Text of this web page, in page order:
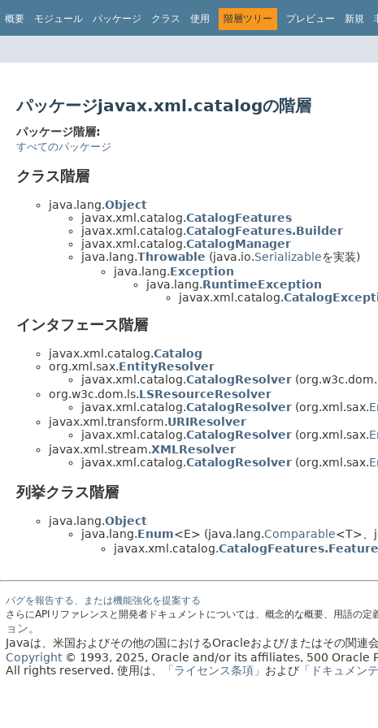
概要 モジュール パッケージ クラス 使用 階層ツリー プレビュー 新規
パッケージjavax.xml.catalogの階層
パッケージ階層:
すべてのパッケージ
クラス階層
java.lang.Object
javax.xml.catalog.CatalogFeatures
javax.xml.catalog.CatalogFeatures.Builder
javax.xml.catalog.CatalogManager
java.lang.Throwable (java.io.Serializableを実装)
java.lang.Exception
java.lang.RuntimeException
javax.xml.catalog.
インタフェース階層
javax.xml.catalog.Catalog
org.xml.sax.EntityResolver
javax.xml.catalog.CatalogResolver
org.w3c.dom.ls.LSResourceResolver
javax.xml.catalog.CatalogResolver (org.xml.sax.
javax.xml.transform.URIResolver
javax.xml.catalog.CatalogResolver (org.xml.sax.
javax.xml.stream.XMLResolver
javax.xml.catalog.CatalogResolver (org.xml.sax.
列挙クラス階層
java.lang.Object
java.lang.Enum<E> (java.lang.Comparable<T>、
javax.xml.catalog.CatalogFeatures.Feature
バグを報告する、または機能強化を提案する
さらにAPIリファレンスと開発者ドキュメントについては、概念的な概要、用語の
ョン。
Javaは、米国およびその他の国におけるOracleおよび/またはその関連
Copyright© 1993, 2025, Oracle and/or its affiliates, 500 Oracle
All rights reserved. 使用は、 「ライセンス条項」 および 「ドキュメン